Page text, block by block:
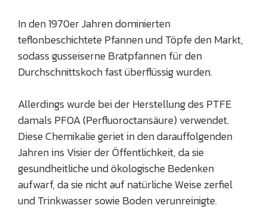
In den 1970er Jahren dominierten
teflonbeschichtete Pfannen und Töpfe den Markt,
sodass gusseiserne Bratpfannen für den
Durchschnittskoch fast überflüssig wurden.
Allerdings wurde bei der Herstellung des PTFE
damals PFOA (Perfluoroctansäure) verwendet.
Diese Chemikalie geriet in den darauffolgenden
Jahren ins Visier der Öffentlichkeit, da sie
gesundheitliche und ökologische Bedenken
aufwarf, da sie nicht auf natürliche Weise zerfiel
und Trinkwasser sowie Boden verunreinigte.